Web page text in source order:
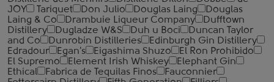
JOY
Tariquet Don Julio Douglas Laing
Douglas
Laing & Co
Drambuie Liqueur Company
Dufftown
Distillery
Dugladze W&S Duh u Boci
Duncan Taylor
and Co
Dunrobin Distilleries
Edinburgh Gin Distillery
Edradour
Egan's Eigashima Shuzo
El Ron Prohibido
El Supremo
Element Irish Whiskey
Elephant Gin
Ethical
Fabrica de Tequilas Finos
Fauconnier